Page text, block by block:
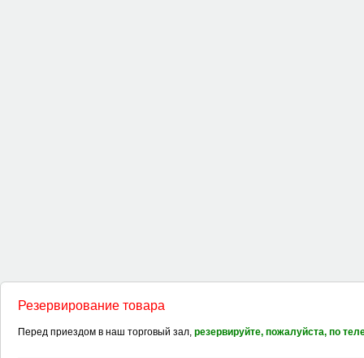
Резервирование товара
Перед приездом в наш торговый зал, резервируйте, пожалуйста, по